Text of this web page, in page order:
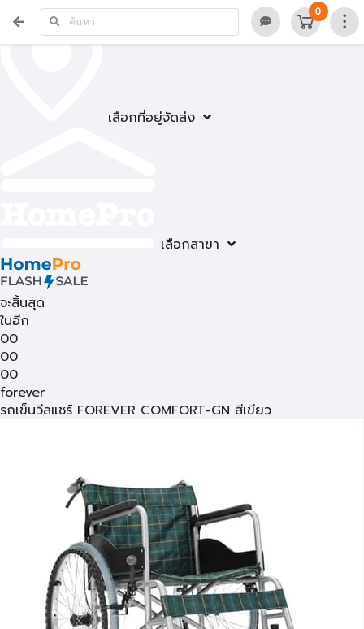
เลือกที่อยู่จัดส่ง
เลือกสาขา
0
จะสิ้นสุด
ในอีก
00
00
00
forever
รถเข็นวีลแชร์ FOREVER COMFORT-GN สีเขียว